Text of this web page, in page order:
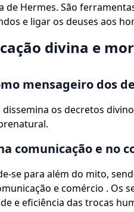
de Hermes. São
e ligar os deuses aos
divina e
mensageiro dos
os decretos
comunicação e no
se para além do mito,
e comércio . Os
e eficiência das trocas